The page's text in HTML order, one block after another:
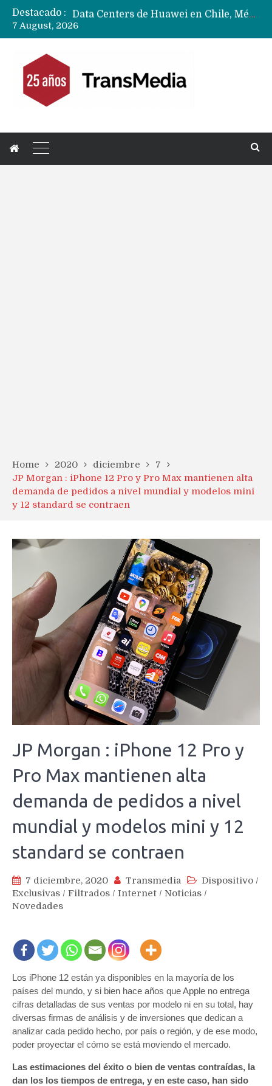
Destacado :
7 August, 2026
Home 2020 diciembre
7
JP Morgan : iPhone 12 Pro y Pro Max mantienen alta
demanda de pedidos a nivel mundial y modelos mini
y 12 standard se contraen
JP Morgan : iPhone 12 Pro y
Pro Max mantienen alta
demanda de pedidos a nivel
mundial y modelos mini y 12
standard se contraen
7 diciembre, 2020 Transmedia Dispositivo /
Exclusivas / Filtrados / Internet / Noticias /
Novedades
Los iPhone 12 están ya disponibles en la mayoría de los
países del mundo, y si bien hace años que Apple no entrega
cifras detalladas de sus ventas por modelo ni en su total, hay
diversas firmas de análisis y de inversiones que dedican a
analizar cada pedido hecho, por país o región, y de ese modo,
poder proyectar el cómo se está moviendo el mercado.
Las estimaciones del éxito o bien de ventas contraídas, la
dan los los tiempos de entrega, y en este caso, han sido